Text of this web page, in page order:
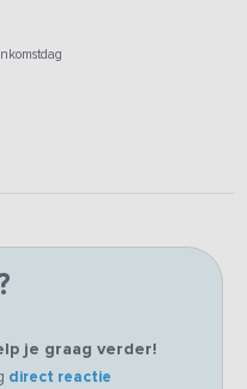
je graag verder!
direct reactie